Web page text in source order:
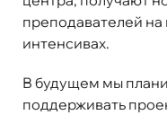
преподавателей на
интенсивах.
В будущем мы
поддерживать